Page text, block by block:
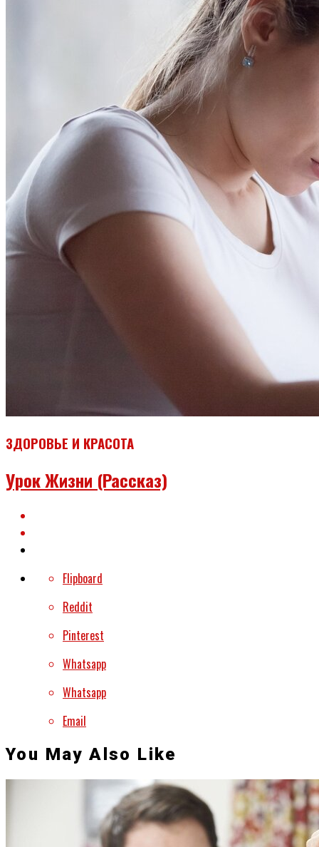
ЗДОРОВЬЕ И КРАСОТА
Урок Жизни (рассказ)
Flipboard
Reddit
Pinterest
Whatsapp
Whatsapp
Email
You May Also Like